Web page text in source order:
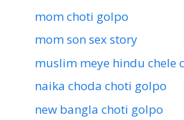
mom choti golpo
mom son sex story
muslim meye hindu chele
naika choda choti golpo
new bangla choti golpo